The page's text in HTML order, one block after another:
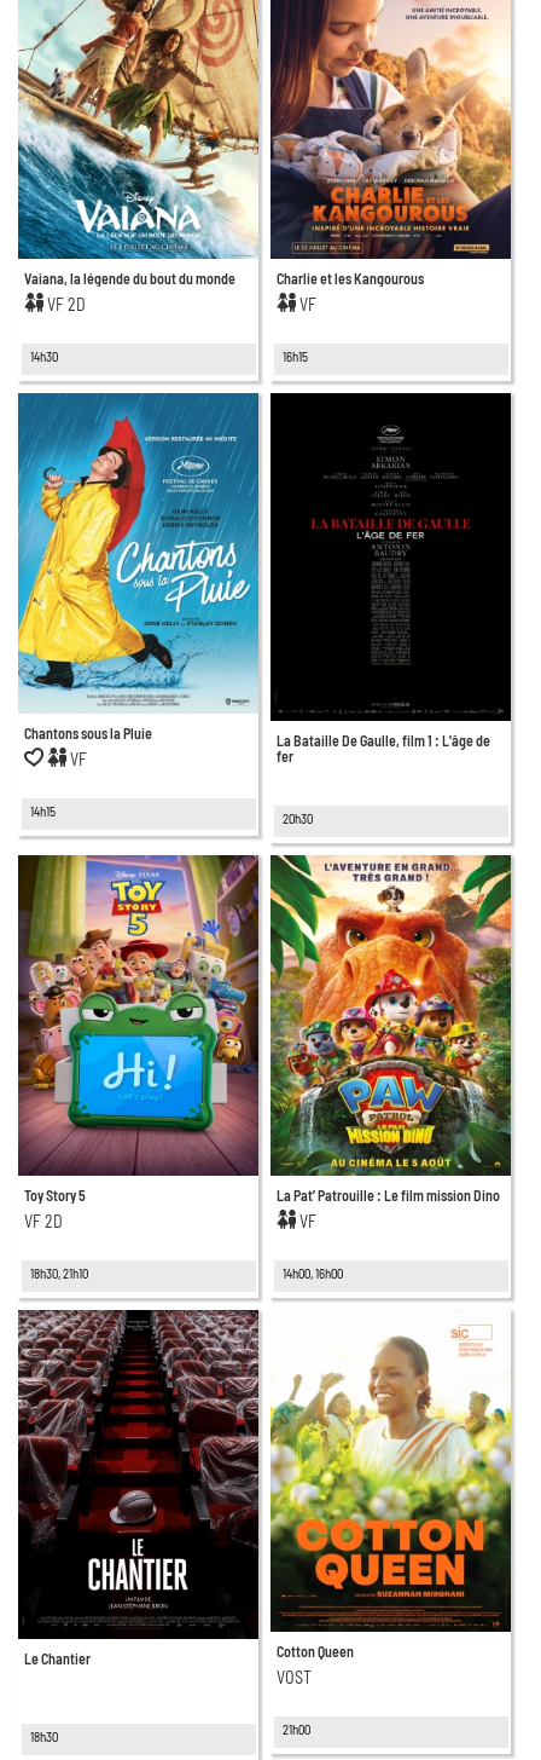
Vaiana, la légende du bout du monde
VF 2D
14h30
Charlie et les Kangourous
VF
16h15
Chantons sous la Pluie
VF
14h15
La Bataille De Gaulle, film 1 : L'âge de
fer
20h30
Toy Story 5
VF 2D
18h30, 21h10
La Pat’ Patrouille : Le film mission Dino
VF
14h00, 16h00
Le Chantier
18h30
Cotton Queen
VOST
21h00